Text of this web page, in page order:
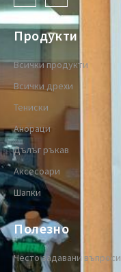
Продукти
Всички продукти
Всички дрехи
Тениски
Анораци
Дълъг ръкав
Аксесоари
Шапки
Полезно
Често задавани въпроси